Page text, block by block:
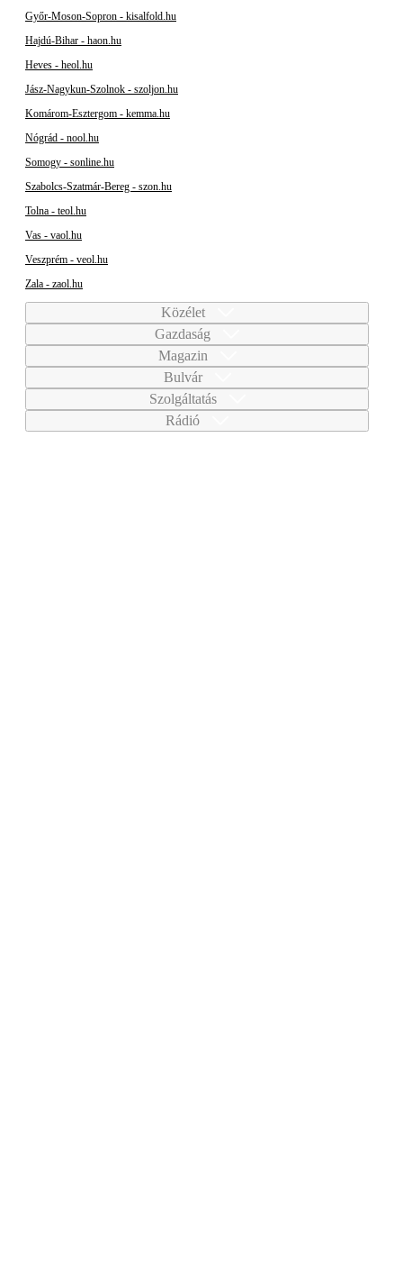
Győr-Moson-Sopron - kisalfold.hu
Hajdú-Bihar - haon.hu
Heves - heol.hu
Jász-Nagykun-Szolnok - szoljon.hu
Komárom-Esztergom - kemma.hu
Nógrád - nool.hu
Somogy - sonline.hu
Szabolcs-Szatmár-Bereg - szon.hu
Tolna - teol.hu
Vas - vaol.hu
Veszprém - veol.hu
Zala - zaol.hu
Közélet
Gazdaság
Magazin
Bulvár
Szolgáltatás
Rádió